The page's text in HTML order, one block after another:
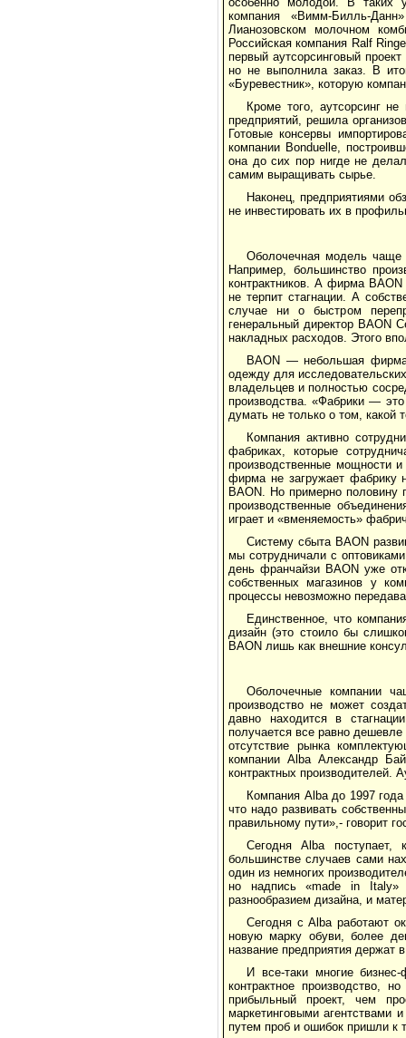
компания «Вимм-Билль-
Лианозовском молочном
Российская компания Ralf
первый аутсорсинговый
но не выполнила заказ. В
«Буревестник», которую
Кроме того, аутсорсинг
предприятий, решила
Готовые консервы
компании Bonduelle,
она до сих пор нигде не
самим выращивать сырье.
Наконец, предприятиями
не инвестировать их в
Оболочечная модель чаще
Например, большинство
контрактников. А фирма
не терпит стагнации. А
случае ни о быстром
генеральный директор BAON
накладных расходов. Этого
BAON — небольшая
одежду для
владельцев и полностью
производства. «Фабрики —
думать не только о том, какой
Компания активно
фабриках, которые
производственные мощности
фирма не загружает фабрику
BAON. Но примерно половину
производственные
играет и «вменяемость»
Систему сбыта BAON
мы сотрудничали с
день франчайзи BAON уже
собственных магазинов у
процессы невозможно
Единственное, что
дизайн (это стоило бы
BAON лишь как внешние
Оболочечные компании
производство не может
давно находится в
получается все равно
отсутствие рынка
компании Alba Александр
контрактных производителей.
Компания Alba до 1997
что надо развивать
правильному пути»,- говорит
Сегодня Alba
большинстве случаев сами
один из немногих
но надпись «made in Italy»
разнообразием дизайна, и
Сегодня с Alba работают
новую марку обуви, более
название предприятия держат
И все-таки многие
контрактное
прибыльный проект, чем
маркетинговыми агентствами
путем проб и ошибок пришли к